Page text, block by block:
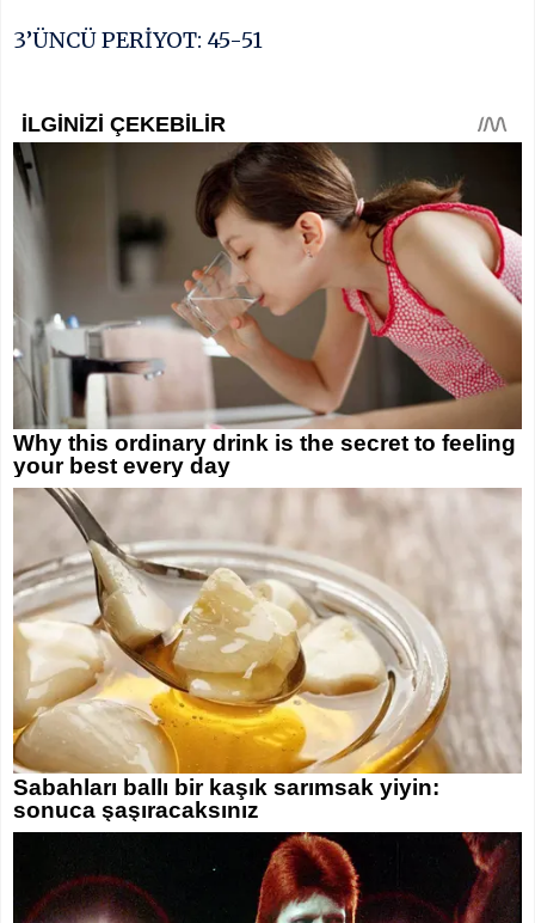
3’ÜNCÜ PERİYOT: 45-51